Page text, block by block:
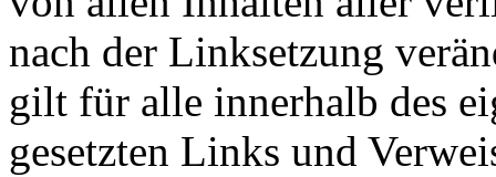
nach der Linksetzung
gilt für alle innerhalb des
gesetzten Links und